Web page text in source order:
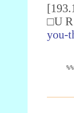
□U
you-
%%